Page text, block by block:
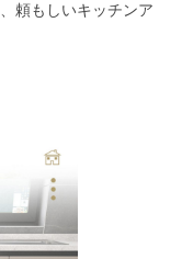
頼もしいキッチンア